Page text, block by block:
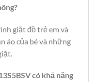
giặt đồ trẻ em và
áo của bé và những
có khả năng